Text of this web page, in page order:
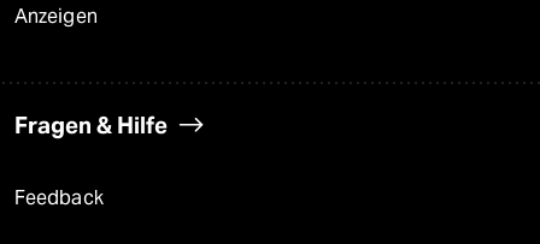
Anzeigen
Fragen & Hilfe
Feedback